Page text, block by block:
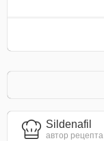
Sildenafil
автор рецепта